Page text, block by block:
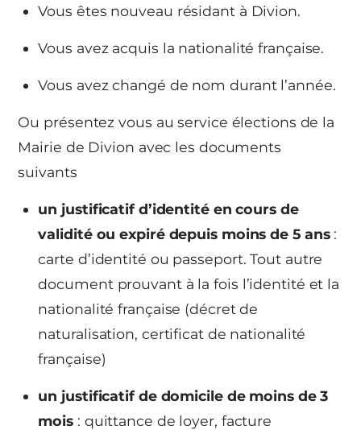
Vous êtes nouveau résidant à Divion.
Vous avez acquis la nationalité française.
Vous avez changé de nom durant l’année.
Ou présentez vous au service élections de la
Mairie de Divion avec les documents
suivants
un justificatif d’identité en cours de
validité ou expiré depuis moins de 5 ans:
carte d’identité ou passeport. Tout autre
document prouvant à la fois l’identité et la
nationalité française (décret de
naturalisation, certificat de nationalité
française)
un justificatif de domicile de moins de 3
mois : quittance de loyer, facture